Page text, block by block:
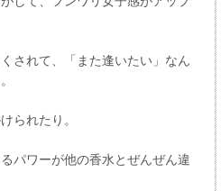
されて、「また逢いたい」なん
られたり。
パワーが他の香水とぜんぜん違